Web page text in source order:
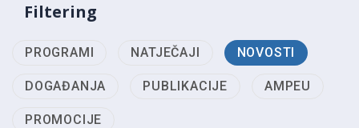
Filtering
PROGRAMI NATJEČAJI NOVOSTI
DOGAĐANJA PUBLIKACIJE AMPEU
PROMOCIJE